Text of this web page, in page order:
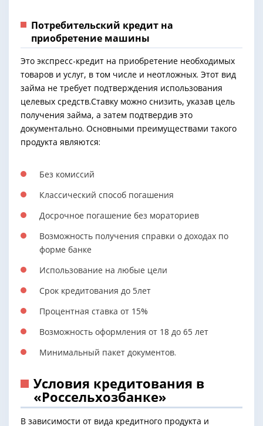
Потребительский кредит на
приобретение машины
Это экспресс-кредит на приобретение необходимых
товаров и услуг, в том числе и неотложных. Этот вид
займа не требует подтверждения использования
целевых средств.Ставку можно снизить, указав цель
получения займа, а затем подтвердив это
документально. Основными преимуществами такого
продукта являются:
Без комиссий
Классический способ погашения
Досрочное погашение без мораториев
Возможность получения справки о доходах по
форме банке
Использование на любые цели
Срок кредитования до 5лет
Процентная ставка от 15%
Возможность оформления от 18 до 65 лет
Минимальный пакет документов.
Условия кредитования в
«Россельхозбанке»
В зависимости от вида кредитного продукта и